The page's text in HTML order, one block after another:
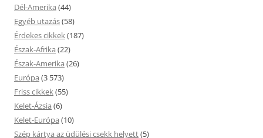
Dél-Amerika (44)
Egyéb utazás(58)
Érdekes cikkek(187)
Észak-Afrika (22)
Észak-Amerika (26)
Európa (3 573)
Friss cikkek(55)
Kelet-Ázsia (6)
Kelet-Európa (10)
Szép kártya az üdülési csekk helyett(5)